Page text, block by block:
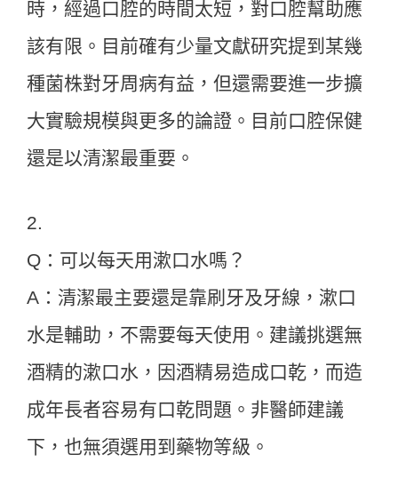
時，經過口腔的時間太短，對口腔幫助應
該有限。目前確有少量文獻研究提到某幾
種菌株對牙周病有益，但還需要進一步擴
大實驗規模與更多的論證。目前口腔保健
還是以清潔最重要。
2.
Q：可以每天用漱口水嗎？
A：清潔最主要還是靠刷牙及牙線，漱口
水是輔助，不需要每天使用。建議挑選無
酒精的漱口水，因酒精易造成口乾，而造
成年長者容易有口乾問題。非醫師建議
下，也無須選用到藥物等級。